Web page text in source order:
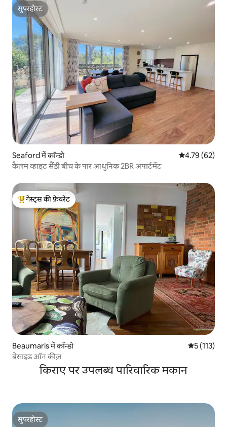
सुपरहोस्ट
सुपरहोस्ट
Seaford में कॉन्डो औसत रेटिंग 5 में
4.79 (62)
कैलम व्हाइट सैंडी बीच के पार आधुनिक 2BR अपार्टमेंट
गेस्ट्स का टॉप फ़ेवरेट
गेस्ट्स की फ़ेवरेट
Beaumaris में कॉन्डो औसत रेटिंग 5
5 (113)
बेसाइड ऑन कीज़
किराए पर उपलब्ध पारिवारिक मकान
सुपरहोस्ट
सुपरहोस्ट